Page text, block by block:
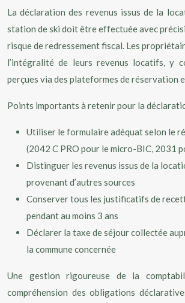
La déclaration des revenus issus de la
station de ski doit être effectuée avec
risque de redressement fiscal. Les
l’intégralité de leurs revenus locatifs, y
perçues via des plateformes de réservation
Points importants à retenir pour la
Utiliser le formulaire adéquat selon le
(2042 C PRO pour le micro-BIC, 2031
Distinguer les revenus issus de la
provenant d’autres sources
Conserver tous les justificatifs de
pendant au moins 3 ans
Déclarer la taxe de séjour collectée
la commune concernée
Une gestion rigoureuse de la
compréhension des obligations